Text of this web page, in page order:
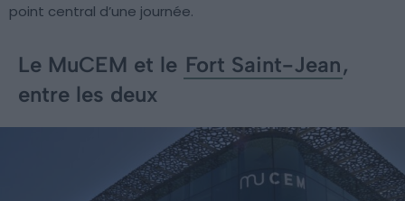
point central d’une journée.
Le MuCEM et le Fort Saint-Jean,
entre les deux